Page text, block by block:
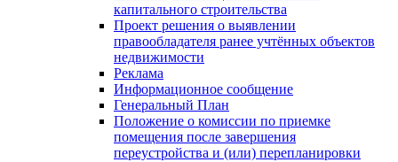
капитального строительства
Проект решения о выявлении
правообладателя ранее учтённых объектов
недвижимости
Реклама
Информационное сообщение
Генеральный План
Положение о комиссии по приемке
помещения после завершения
переустройства и (или) перепланировки